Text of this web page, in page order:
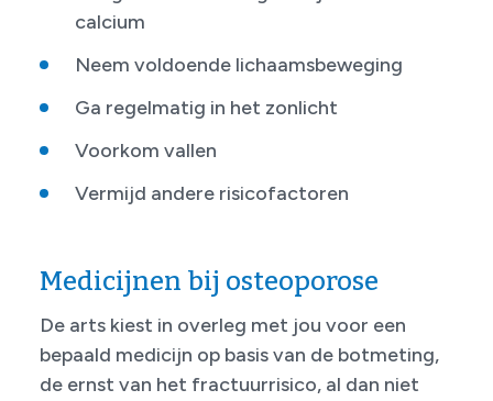
calcium
Neem voldoende lichaamsbeweging
Ga regelmatig in het zonlicht
Voorkom vallen
Vermijd andere risicofactoren
Medicijnen bij osteoporose
De arts kiest in overleg met jou voor een
bepaald medicijn op basis van de botmeting,
de ernst van het fractuurrisico, al dan niet